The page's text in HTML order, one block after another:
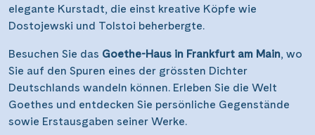
elegante Kurstadt, die einst kreative Köpfe wie
Dostojewski und Tolstoi beherbergte.
Besuchen Sie das Goethe-Haus in Frankfurt am Main, wo
Sie auf den Spuren eines der grössten Dichter
Deutschlands wandeln können. Erleben Sie die Welt
Goethes und entdecken Sie persönliche Gegenstände
sowie Erstausgaben seiner Werke.